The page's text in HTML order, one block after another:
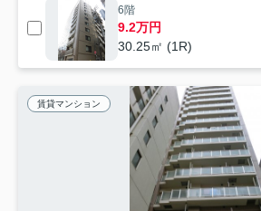
6階
9.2万円
30.25㎡ (1R)
賃貸マンション